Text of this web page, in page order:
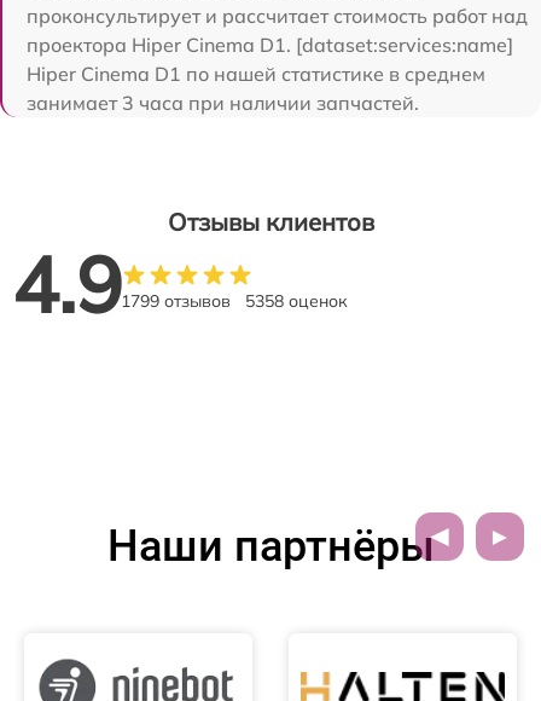
проконсультирует и рассчитает стоимость работ над
проектора Hiper Cinema D1. [dataset:services:name]
Hiper Cinema D1 по нашей статистике в среднем
занимает 3 часа при наличии запчастей.
Отзывы клиентов
4.91799 отзывов 5358 оценок
Наши партнёры